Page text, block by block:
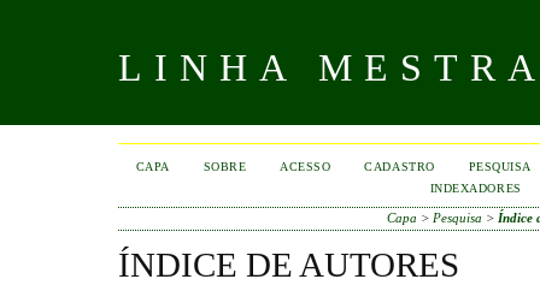
LINHA
CAPA SOBRE ACESSO CADASTRO
PESQUISA
INDEXADORES
Capa > Pesquisa > Índice
ÍNDICE DE AUTORES